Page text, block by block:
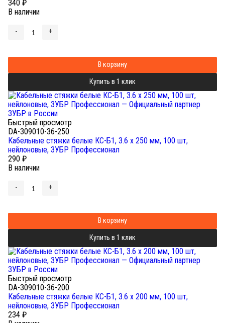
340 ₽
В наличии
- +
В корзину
Купить в 1 клик
Быстрый просмотр
DA-309010-36-250
Кабельные стяжки белые КС-Б1, 3.6 x 250 мм, 100 шт,
нейлоновые, ЗУБР Профессионал
290 ₽
В наличии
- +
В корзину
Купить в 1 клик
Быстрый просмотр
DA-309010-36-200
Кабельные стяжки белые КС-Б1, 3.6 x 200 мм, 100 шт,
нейлоновые, ЗУБР Профессионал
234 ₽